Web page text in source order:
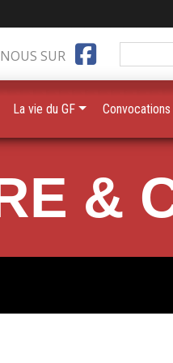
&
SUR
La vie du GF Convocations